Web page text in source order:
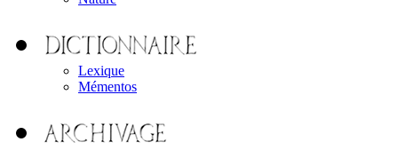
Lexique
Mémentos